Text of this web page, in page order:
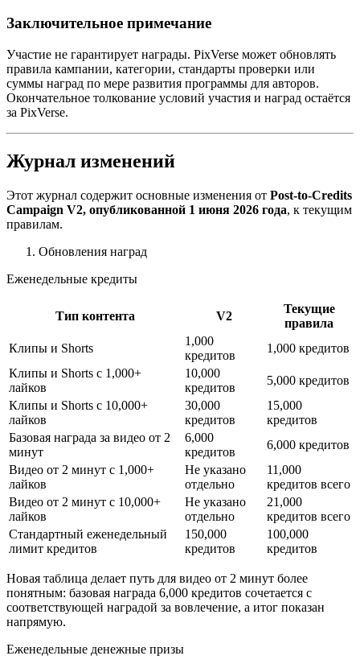
Заключительное примечание
Участие не гарантирует награды. PixVerse может обновлять
правила кампании, категории, стандарты проверки или
суммы наград по мере развития программы для авторов.
Окончательное толкование условий участия и наград остаётся
за PixVerse.
Журнал изменений
Этот журнал содержит основные изменения от Post-to-Credits
Campaign V2, опубликованной 1 июня 2026 года, к текущим
правилам.
Обновления наград
Еженедельные кредиты
Тип контента V2
Текущие
правила
Клипы и Shorts
1,000
кредитов
1,000 кредитов
Клипы и Shorts с 1,000+
лайков
10,000
кредитов
5,000 кредитов
Клипы и Shorts с 10,000+
лайков
30,000
кредитов
15,000
кредитов
Базовая награда за видео от 2
минут
6,000
кредитов
6,000 кредитов
Видео от 2 минут с 1,000+
лайков
Не указано
отдельно
11,000
кредитов всего
Видео от 2 минут с 10,000+
лайков
Не указано
отдельно
21,000
кредитов всего
Стандартный еженедельный
лимит кредитов
150,000
кредитов
100,000
кредитов
Новая таблица делает путь для видео от 2 минут более
понятным: базовая награда 6,000 кредитов сочетается с
соответствующей наградой за вовлечение, а итог показан
напрямую.
Еженедельные денежные призы